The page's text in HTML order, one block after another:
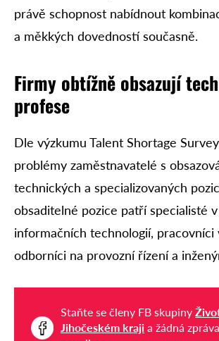
právě schopnost nabídnout
a měkkých dovedností současně.
Firmy obtížně obsazují
profese
Dle výzkumu Talent Shortage
problémy zaměstnavatelé s
technických a specializovaných
obsaditelné pozice patří specialisté
informačních technologií, pracovníci
odborníci na provozní řízení a
Staňte se členy FB skupiny
Jihočeském kraji a žádná